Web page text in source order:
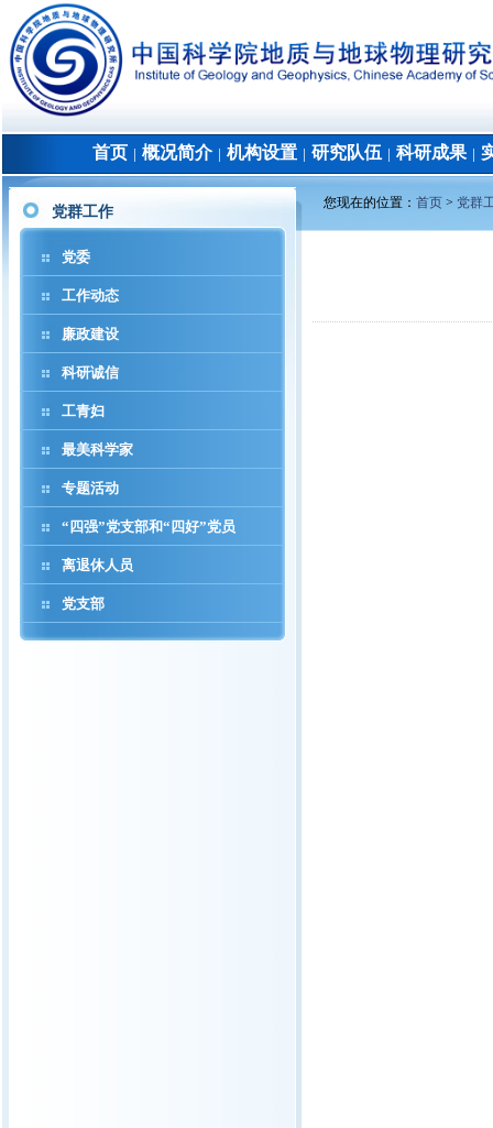
首页 概况简介│ 机构设置 研究队伍 科研成果│
党群工作
党委
工作动态
廉政建设
科研诚信
工青妇
最美科学家
专题活动
“四强”党支部和“四好”党员
离退休人员
党支部
您现在的位置： 首页 > 党群